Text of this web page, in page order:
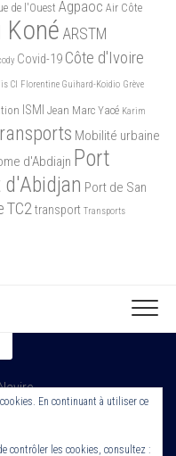
de l'Ouest Agpaoc Air Côte
Koné ARSTM
Covid-19 Côte d'Ivoire
CI Florentine Guihard-Koidio Grève
ISMI Jean Marc Yacé Karim
Mobilité urbaine
d'Abdiajn Port
d'Abidjan Port de San
TC2transport Transports
droit Réservé. Edité par
En continuant à utiliser ce
contrôler les cookies, consultez :